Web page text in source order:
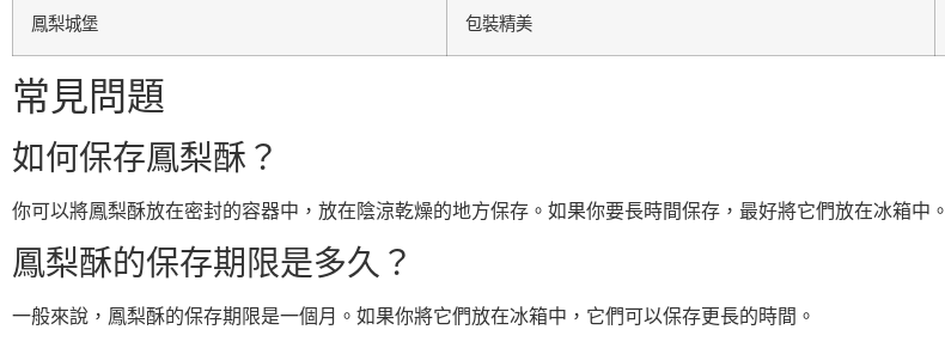
鳳梨城堡 包裝精美
常見問題
如何保存鳳梨酥？
你可以將鳳梨酥放在密封的容器中，放在陰涼乾燥的地方保存。如果你要長時間保存，最好將它們放在冰箱中。
鳳梨酥的保存期限是多久？
一般來說，鳳梨酥的保存期限是一個月。如果你將它們放在冰箱中，它們可以保存更長的時間。